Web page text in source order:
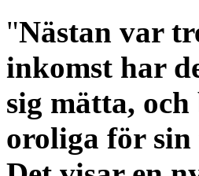
"Nästan var
inkomst har
sig mätta,
oroliga för sin